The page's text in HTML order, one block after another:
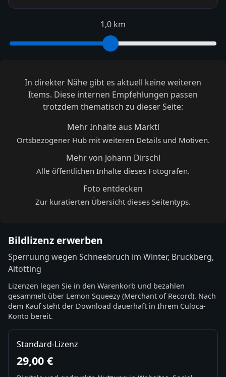
1,0 km
In direkter Nähe gibt es aktuell keine weiteren
Items. Diese internen Empfehlungen passen
trotzdem thematisch zu dieser Seite:
Mehr Inhalte aus Marktl
Ortsbezogener Hub mit weiteren Details und Motiven.
Mehr von Johann Dirschl
Alle öffentlichen Inhalte dieses Fotografen.
Foto entdecken
Zur kuratierten Übersicht dieses Seitentyps.
Bildlizenz erwerben
Sperruung wegen Schneebruch im Winter, Bruckberg,
Altötting
Lizenzen legen Sie in den Warenkorb und bezahlen
gesammelt über Lemon Squeezy (Merchant of Record). Nach
dem Kauf steht der Download dauerhaft in Ihrem Culoca-
Konto bereit.
Standard-Lizenz
29,00 €